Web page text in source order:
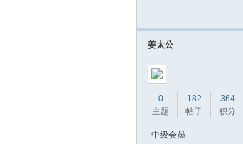
姜太公
0
主题
182
帖子
364
积分
中级会员